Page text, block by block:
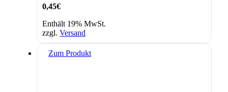
0,45€
Enthält 19% MwSt.
zzgl. Versand
Zum Produkt